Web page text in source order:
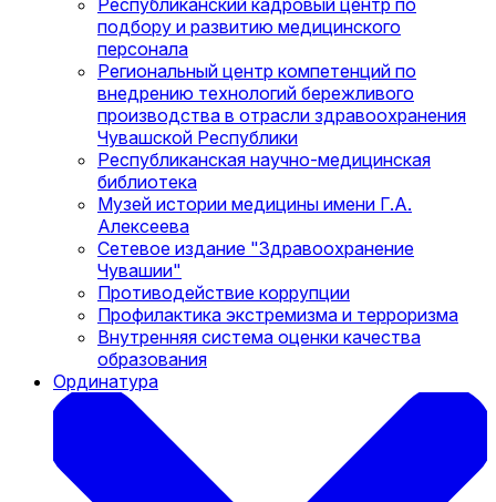
Республиканский кадровый центр по
подбору и развитию медицинского
персонала
Региональный центр компетенций по
внедрению технологий бережливого
производства в отрасли здравоохранения
Чувашской Республики
Республиканская научно-медицинская
библиотека
Музей истории медицины имени Г.А.
Алексеева
Сетевое издание "Здравоохранение
Чувашии"
Противодействие коррупции
Профилактика экстремизма и терроризма
Внутренняя система оценки качества
образования
Ординатура